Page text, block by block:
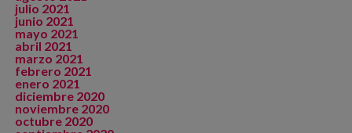
julio 2021
junio 2021
mayo 2021
abril 2021
marzo 2021
febrero 2021
enero 2021
diciembre 2020
noviembre 2020
octubre 2020